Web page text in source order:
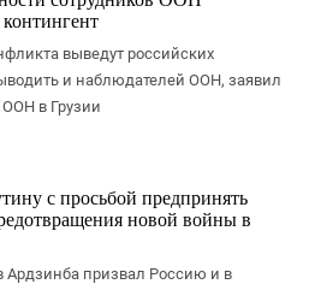
выведут российских
и наблюдателей ООН, заявил
ООН в Грузии
с просьбой предпринять
новой войны в
Ардзинба призвал Россию и в